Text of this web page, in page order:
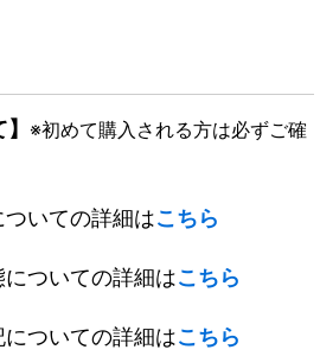
※初めて購入される方は必ずご確
いての詳細はこちら
ついての詳細はこちら
ついての詳細はこちら